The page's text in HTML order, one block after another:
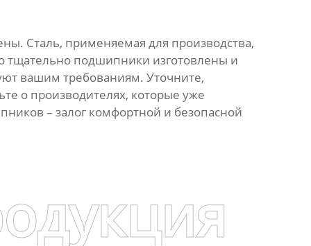
Сталь, применяемая для производства,
тщательно подшипники изготовлены и
вашим требованиям. Уточните,
о производителях, которые уже
– залог комфортной и безопасной